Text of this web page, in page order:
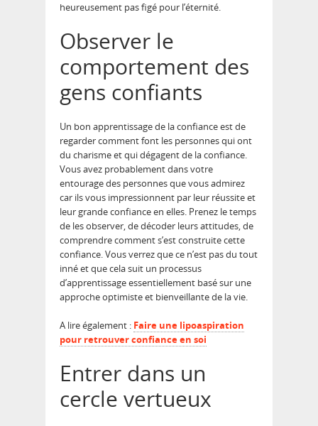
heureusement pas figé pour l’éternité.
Observer le
comportement des
gens confiants
Un bon apprentissage de la confiance est de
regarder comment font les personnes qui ont
du charisme et qui dégagent de la confiance.
Vous avez probablement dans votre
entourage des personnes que vous admirez
car ils vous impressionnent par leur réussite et
leur grande confiance en elles. Prenez le temps
de les observer, de décoder leurs attitudes, de
comprendre comment s’est construite cette
confiance. Vous verrez que ce n’est pas du tout
inné et que cela suit un processus
d’apprentissage essentiellement basé sur une
approche optimiste et bienveillante de la vie.
A lire également : Faire une lipoaspiration
pour retrouver confiance en soi
Entrer dans un
cercle vertueux